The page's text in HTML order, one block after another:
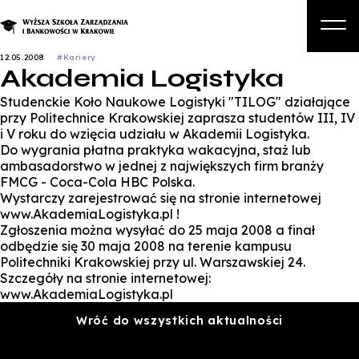
Studia
Studia podyplomowe i kursy
Kandydat
Student
Zapisz się na studia
12.05.2008 #Kariery
Akademia Logistyka
Studenckie Koło Naukowe Logistyki "TILOG" działające
przy Politechnice Krakowskiej zaprasza studentów III, IV
i V roku do wzięcia udziału w Akademii Logistyka.
Do wygrania płatna praktyka wakacyjna, staż lub
ambasadorstwo w jednej z największych firm branży
FMCG - Coca-Cola HBC Polska.
Wystarczy zarejestrować się na stronie internetowej
www.AkademiaLogistyka.pl !
Zgłoszenia można wysyłać do 25 maja 2008 a finał
odbędzie się 30 maja 2008 na terenie kampusu
Politechniki Krakowskiej przy ul. Warszawskiej 24.
Szczegóły na stronie internetowej:
www.AkademiaLogistyka.pl
Wróć do wszystkich aktualności